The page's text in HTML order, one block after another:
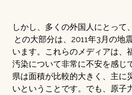
しかし、多くの外国人にとって
との大部分は、2011年3月の地
います。これらのメディアは、
汚染について非常に不安を感じ
県は面積が比較的大きく、主に
いということです。でも、原子